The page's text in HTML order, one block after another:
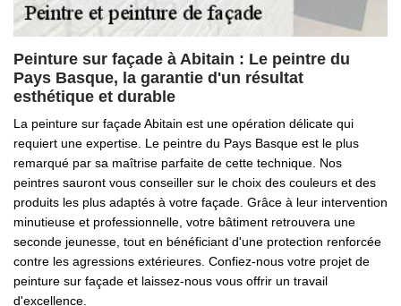
Peinture sur façade à Abitain : Le peintre du
Pays Basque, la garantie d'un résultat
esthétique et durable
La peinture sur façade Abitain est une opération délicate qui
requiert une expertise. Le peintre du Pays Basque est le plus
remarqué par sa maîtrise parfaite de cette technique. Nos
peintres sauront vous conseiller sur le choix des couleurs et des
produits les plus adaptés à votre façade. Grâce à leur intervention
minutieuse et professionnelle, votre bâtiment retrouvera une
seconde jeunesse, tout en bénéficiant d'une protection renforcée
contre les agressions extérieures. Confiez-nous votre projet de
peinture sur façade et laissez-nous vous offrir un travail
d'excellence.